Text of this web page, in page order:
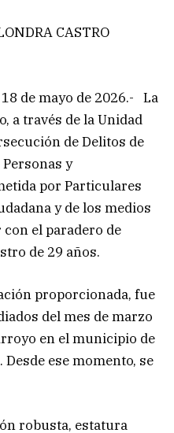
CASTRO
de mayo de 2026.- La
a través de la Unidad
de Delitos de
y
por Particulares
y de los medios
el paradero de
de 29 años.
proporcionada, fue
del mes de marzo
en el municipio de
ese momento, se
robusta, estatura